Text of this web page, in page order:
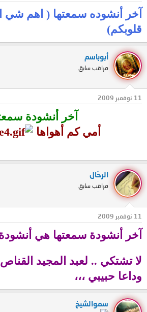
آخر أنشوده سمعتها ( اهم
قلوبكم)
أبوباسم
مراقب سابق
11 نوفمبر 2009
آخر أنشودة
أمي كم أهواها
الرحّال
مراقب سابق
11 نوفمبر 2009
آخر أنشودة سمعتها هي
لا تشتكي .. لعبد المجيد
وداعا حبيبي ،،،
سموالشيخ